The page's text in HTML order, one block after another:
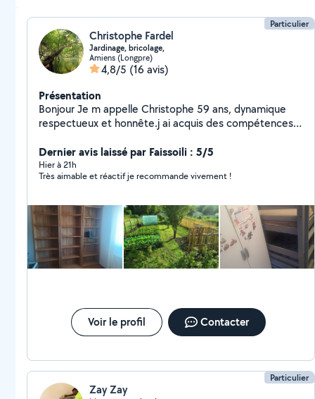
Particulier
Christophe Fardel
Jardinage, bricolage,
Amiens (Longpre)
4,8/5 (16 avis)
Présentation
Bonjour Je m appelle Christophe 59 ans, dynamique
respectueux et honnête.j ai acquis des compétences
vie.travail sérieux et prix solidaire. N' hésitez pas à me
contacter en cas de besoin, merci.
Dernier avis laissé par Faissoili : 5/5
Hier à 21h
Très aimable et réactif je recommande vivement !
Voir le profil Contacter
Particulier
Zay Zay